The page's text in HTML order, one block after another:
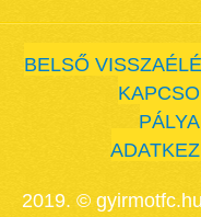
BELSŐ
2019. © gyirmotfc.hu